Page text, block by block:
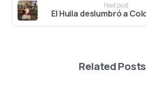
Next post
Related Posts